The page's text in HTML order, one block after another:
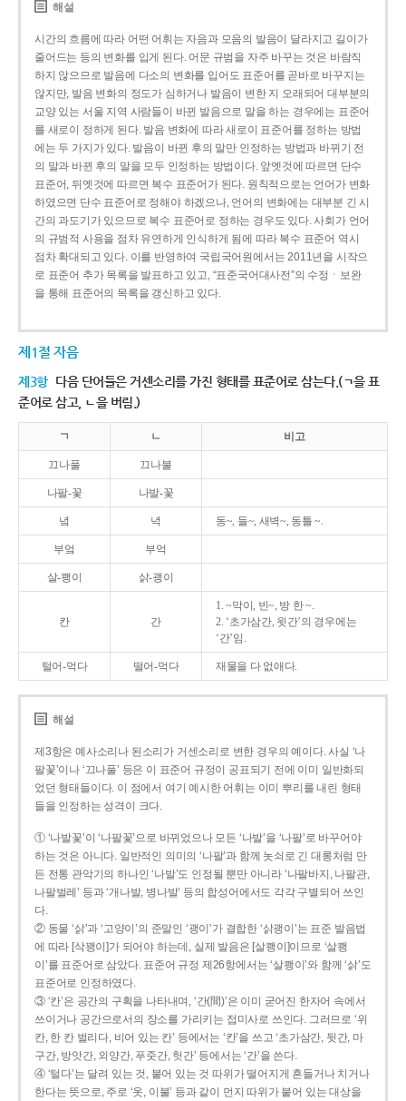
해설
시간의 흐름에 따라 어떤 어휘는 자음과 모음의 발음이 달라지고 길이가
줄어드는 등의 변화를 입게 된다. 어문 규범을 자주 바꾸는 것은 바람직
하지 않으므로 발음에 다소의 변화를 입어도 표준어를 곧바로 바꾸지는
않지만, 발음 변화의 정도가 심하거나 발음이 변한 지 오래되어 대부분의
교양 있는 서울 지역 사람들이 바뀐 발음으로 말을 하는 경우에는 표준어
를 새로이 정하게 된다. 발음 변화에 따라 새로이 표준어를 정하는 방법
에는 두 가지가 있다. 발음이 바뀐 후의 말만 인정하는 방법과 바뀌기 전
의 말과 바뀐 후의 말을 모두 인정하는 방법이다. 앞엣것에 따르면 단수
표준어, 뒤엣것에 따르면 복수 표준어가 된다. 원칙적으로는 언어가 변화
하였으면 단수 표준어로 정해야 하겠으나, 언어의 변화에는 대부분 긴 시
간의 과도기가 있으므로 복수 표준어로 정하는 경우도 있다. 사회가 언어
의 규범적 사용을 점차 유연하게 인식하게 됨에 따라 복수 표준어 역시
점차 확대되고 있다. 이를 반영하여 국립국어원에서는 2011년을 시작으
로 표준어 추가 목록을 발표하고 있고, “표준국어대사전”의 수정ㆍ보완
을 통해 표준어의 목록을 갱신하고 있다.
제1절 자음
제3항 다음 단어들은 거센소리를 가진 형태를 표준어로 삼는다.(ㄱ을 표
준어로 삼고, ㄴ을 버림.)
ㄱ ㄴ 비고
끄나풀 끄나불
나팔-꽃 나발-꽃
녘 녁 동~, 들~, 새벽~, 동틀 ~.
부엌 부억
살-쾡이 삵-괭이
칸 간
1. ~막이, 빈~, 방 한 ~.
2. ‘초가삼간, 윗간’의 경우에는
‘간’임.
털어-먹다 떨어-먹다 재물을 다 없애다.
해설
제3항은 예사소리나 된소리가 거센소리로 변한 경우의 예이다. 사실 ‘나
팔꽃’이나 ‘끄나풀’ 등은 이 표준어 규정이 공표되기 전에 이미 일반화되
었던 형태들이다. 이 점에서 여기 예시한 어휘는 이미 뿌리를 내린 형태
들을 인정하는 성격이 크다.
① ‘나발꽃’이 ‘나팔꽃’으로 바뀌었으나 모든 ‘나발’을 ‘나팔’로 바꾸어야
하는 것은 아니다. 일반적인 의미의 ‘나팔’과 함께 놋쇠로 긴 대롱처럼 만
든 전통 관악기의 하나인 ‘나발’도 인정될 뿐만 아니라 ‘나팔바지, 나팔관,
나팔벌레’ 등과 ‘개나발, 병나발’ 등의 합성어에서도 각각 구별되어 쓰인
다.
② 동물 ‘삵’과 ‘고양이’의 준말인 ‘괭이’가 결합한 ‘삵괭이’는 표준 발음법
에 따라 [삭꽹이]가 되어야 하는데, 실제 발음은 [살쾡이]이므로 ‘살쾡
이’를 표준어로 삼았다. 표준어 규정 제26항에서는 ‘살쾡이’와 함께 ‘삵’도
표준어로 인정하였다.
③ ‘칸’은 공간의 구획을 나타내며, ‘간(間)’은 이미 굳어진 한자어 속에서
쓰이거나 공간으로서의 장소를 가리키는 접미사로 쓰인다. 그러므로 ‘위
칸, 한 칸 벌리다, 비어 있는 칸’ 등에서는 ‘칸’을 쓰고 ‘초가삼간, 뒷간, 마
구간, 방앗간, 외양간, 푸줏간, 헛간’ 등에서는 ‘간’을 쓴다.
④ ‘털다’는 달려 있는 것, 붙어 있는 것 따위가 떨어지게 흔들거나 치거나
한다는 뜻으로, 주로 ‘옷, 이불’ 등과 같이 먼지 따위가 붙어 있는 대상을